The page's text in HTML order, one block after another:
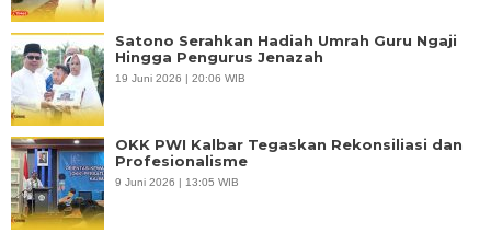
Satono Serahkan Hadiah Umrah Guru Ngaji
Hingga Pengurus Jenazah
19 Juni 2026 | 20:06 WIB
OKK PWI Kalbar Tegaskan Rekonsiliasi dan
Profesionalisme
9 Juni 2026 | 13:05 WIB